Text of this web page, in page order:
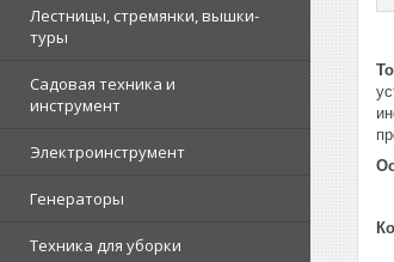
Лестницы, стремянки, вышки-
туры
Садовая техника и
инструмент
Электроинструмент
Генераторы
Техника для уборки